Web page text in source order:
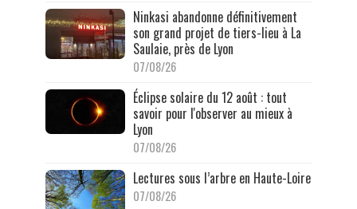
Ninkasi abandonne définitivement
son grand projet de tiers-lieu à La
Saulaie, près de Lyon
07/08/26
Éclipse solaire du 12 août : tout
savoir pour l'observer au mieux à
Lyon
07/08/26
Lectures sous l’arbre en Haute-Loire
07/08/26